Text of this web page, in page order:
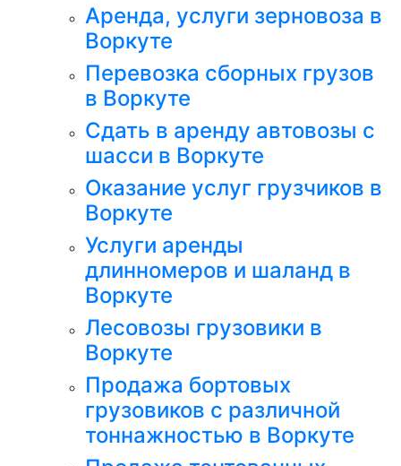
Аренда, услуги зерновоза в
Воркуте
Перевозка сборных грузов
в Воркуте
Сдать в аренду автовозы с
шасси в Воркуте
Оказание услуг грузчиков в
Воркуте
Услуги аренды
длинномеров и шаланд в
Воркуте
Лесовозы грузовики в
Воркуте
Продажа бортовых
грузовиков с различной
тоннажностью в Воркуте